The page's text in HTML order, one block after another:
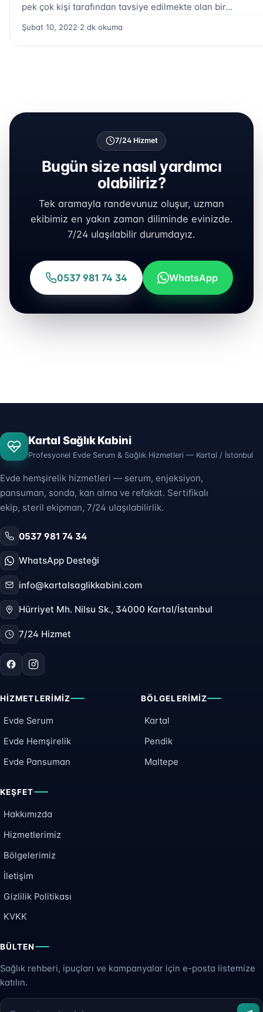
pek çok kişi tarafından tavsiye edilmekte olan bir…
Şubat 10, 2022·2 dk okuma
7/24 Hizmet
Bugün size nasıl yardımcı
olabiliriz?
Tek aramayla randevunuz oluşur, uzman
ekibimiz en yakın zaman diliminde evinizde.
7/24 ulaşılabilir durumdayız.
0537 981 74 34 WhatsApp
Kartal Sağlık Kabini
Profesyonel Evde Serum & Sağlık Hizmetleri — Kartal / İstanbul
Evde hemşirelik hizmetleri — serum, enjeksiyon,
pansuman, sonda, kan alma ve refakat. Sertifikalı
ekip, steril ekipman, 7/24 ulaşılabilirlik.
0537 981 74 34
WhatsApp Desteği
info@kartalsaglikkabini.com
Hürriyet Mh. Nilsu Sk., 34000 Kartal/İstanbul
7/24 Hizmet
HIZMETLERIMIZ
Evde Serum
Evde Hemşirelik
Evde Pansuman
BÖLGELERIMIZ
Kartal
Pendik
Maltepe
KEŞFET
Hakkımızda
Hizmetlerimiz
Bölgelerimiz
İletişim
Gizlilik Politikası
KVKK
BÜLTEN
Sağlık rehberi, ipuçları ve kampanyalar için e-posta listemize
katılın.